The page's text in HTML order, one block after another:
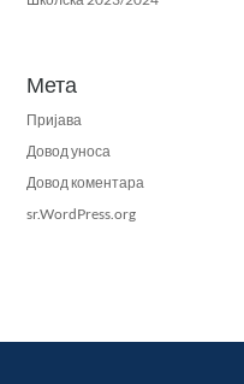
Мета
Пријава
Довод уноса
Довод коментара
sr.WordPress.org